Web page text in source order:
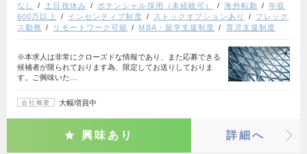
なし
土日祝休み ポテンシャル採用（未経験可） 海外転勤
年収
600万以上
インセンティブ制度 ストックオプションあり
フレック
ス勤務
リモートワーク可能 MBA・留学支援制度 育児支援制度
※本求人は非常にクローズドな情報であり、また応募できる
候補者が限られております為、限定してお送りしておりま
す。ご興味いた…
会社概要 大幅増員中
興味あり 詳細へ